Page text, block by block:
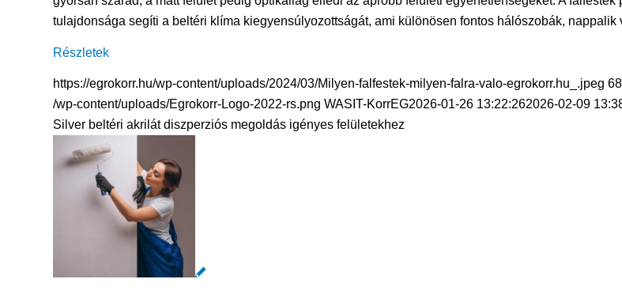
tulajdonsága segíti a beltéri klíma kiegyensúlyozottságát, ami különösen fontos hálószobák, nappalik
Részletek
https://egrokorr.hu/wp-content/uploads/2024/03/Milyen-falfestek-milyen-falra-valo-egrokorr.hu_.jpeg
/wp-content/uploads/Egrokorr-Logo-2022-rs.png WASIT-KorrEG2026-01-26 13:22:262026-02-09
Silver beltéri akrilát diszperziós megoldás igényes felületekhez